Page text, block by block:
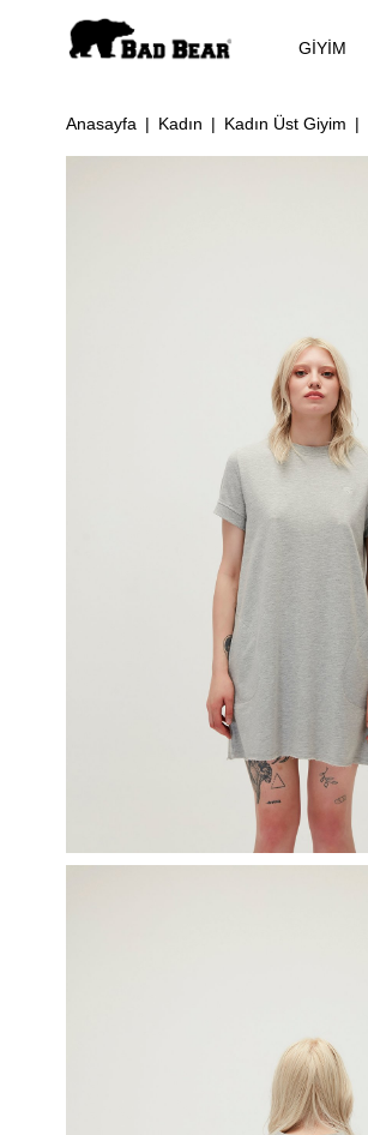
GİYİM
Anasayfa Kadın Kadın Üst Giyim